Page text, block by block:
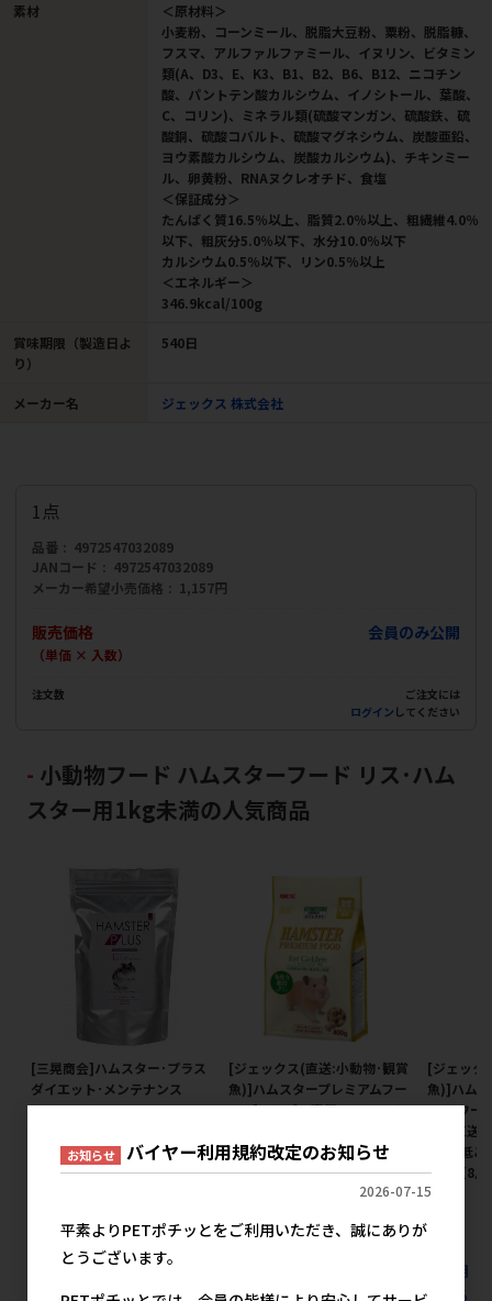
素材
＜原材料＞
小麦粉、コーンミール、脱脂大豆粉、粟粉、脱脂糠、
フスマ、アルファルファミール、イヌリン、ビタミン
類(A、D3、E、K3、B1、B2、B6、B12、ニコチン
酸、パントテン酸カルシウム、イノシトール、葉酸、
C、コリン)、ミネラル類(硫酸マンガン、硫酸鉄、硫
酸銅、硫酸コバルト、硫酸マグネシウム、炭酸亜鉛、
ヨウ素酸カルシウム、炭酸カルシウム)、チキンミー
ル、卵黄粉、RNAヌクレオチド、食塩
＜保証成分＞
たんぱく質16.5％以上、脂質2.0％以上、粗繊維4.0％
以下、粗灰分5.0％以下、水分10.0％以下
カルシウム0.5％以下、リン0.5％以上
＜エネルギー＞
346.9kcal/100g
賞味期限（製造日よ
り）
540日
メーカー名 ジェックス 株式会社
1点
品番
4972547032089
JANコード
4972547032089
メーカー希望小売価格
1,157円
販売価格
（単価 × 入数）
会員のみ公開
注文数
ご注文には
ログイン してください
小動物フード ハムスターフード リス･ハム
スター用1kg未満の人気商品
[三晃商会]ハムスター･プラス
ダイエット･メンテナンス
200g
635円
[ジェックス(直送:小動物･観賞
魚)]ハムスタープレミアムフー
ド ゴールデン専用 400g ※メ
単位･最低ご購入金額にご注意
下さい【8月特価】
メーカー希望小売価格
1,157円
[ジェック
魚)]ハム
ド ドワー
カー直送
位･最低
さい【8月
すべての小動物フード ハムスターフード リス･ハムスター用
1kg未満の人気商品を見る
お知らせ バイヤー利用規約改定のお知らせ
2026-07-15
平素よりPETポチッとをご利用いただき、誠にありが
とうございます。